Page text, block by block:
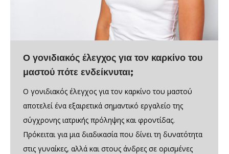
Ο γονιδιακός έλεγχος για τον καρκίνο του
μαστού πότε ενδείκνυται;
Ο γονιδιακός έλεγχος για τον καρκίνο του μαστού
αποτελεί ένα εξαιρετικά σημαντικό εργαλείο της
σύγχρονης ιατρικής πρόληψης και φροντίδας.
Πρόκειται για μια διαδικασία που δίνει τη δυνατότητα
στις γυναίκες, αλλά και στους άνδρες σε ορισμένες